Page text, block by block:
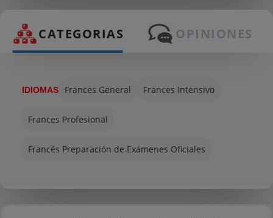
CATEGORIAS OPINIONES
IDIOMAS Frances General Frances Intensivo
Frances Profesional
Francés Preparación de Exámenes Oficiales